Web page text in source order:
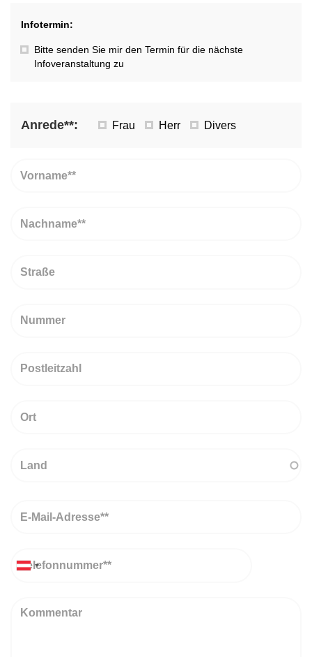
Bitte senden Sie mir den Termin für die nächste
Infoveranstaltung zu
Infotermin:
Anrede**: Frau Herr Divers